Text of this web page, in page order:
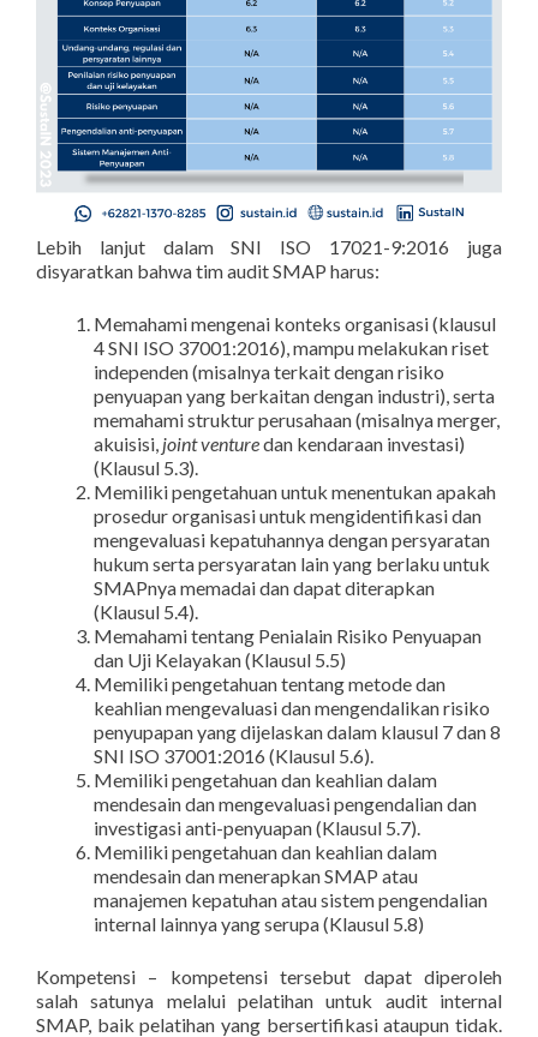
Lebih lanjut dalam SNI ISO 17021-9:2016 juga
disyaratkan bahwa tim audit SMAP harus:
Memahami mengenai konteks organisasi (klausul
4 SNI ISO 37001:2016), mampu melakukan riset
independen (misalnya terkait dengan risiko
penyuapan yang berkaitan dengan industri), serta
memahami struktur perusahaan (misalnya merger,
akuisisi, joint venturedan kendaraan investasi)
(Klausul 5.3).
Memiliki pengetahuan untuk menentukan apakah
prosedur organisasi untuk mengidentifikasi dan
mengevaluasi kepatuhannya dengan persyaratan
hukum serta persyaratan lain yang berlaku untuk
SMAPnya memadai dan dapat diterapkan
(Klausul 5.4).
Memahami tentang Penialain Risiko Penyuapan
dan Uji Kelayakan (Klausul 5.5)
Memiliki pengetahuan tentang metode dan
keahlian mengevaluasi dan mengendalikan risiko
penyupapan yang dijelaskan dalam klausul 7 dan 8
SNI ISO 37001:2016 (Klausul 5.6).
Memiliki pengetahuan dan keahlian dalam
mendesain dan mengevaluasi pengendalian dan
investigasi anti-penyuapan (Klausul 5.7).
Memiliki pengetahuan dan keahlian dalam
mendesain dan menerapkan SMAP atau
manajemen kepatuhan atau sistem pengendalian
internal lainnya yang serupa (Klausul 5.8)
Kompetensi – kompetensi tersebut dapat diperoleh
salah satunya melalui pelatihan untuk audit internal
SMAP, baik pelatihan yang bersertifikasi ataupun tidak.